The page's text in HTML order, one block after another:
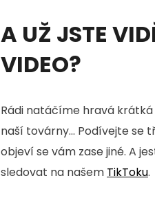
A UŽ JSTE
VIDEO?
Rádi natáčíme hravá krátká
naší továrny... Podívejte se
objeví se vám zase jiné. A
sledovat na našem TikToku.